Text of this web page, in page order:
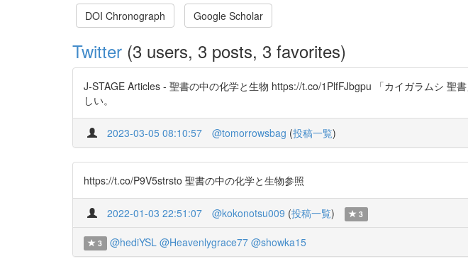
DOI Chronograph Google Scholar
Twitter (3 users, 3 posts, 3 favorites)
J-STAGE Articles - 聖書の中の化学と生物 https://t.co/1PlfFJbgpu 「カイガラムシ 聖
しい。
2023-03-05 08:10:57 @tomorrowsbag (投稿一覧)
https://t.co/P9V5strsto 聖書の中の化学と生物参照
2022-01-03 22:51:07 @kokonotsu009 (投稿一覧) 3
3 @hediYSL @Heavenlygrace77 @showka15